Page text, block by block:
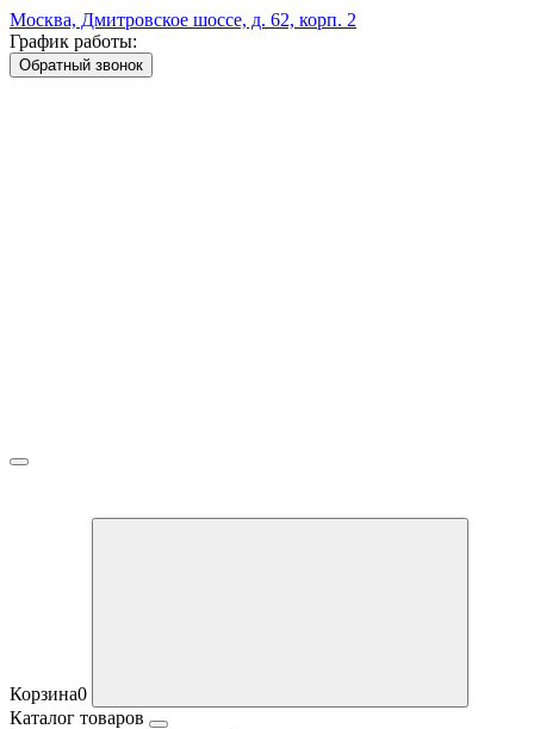
Москва, Дмитровское шоссе, д. 62, корп. 2
График работы:
Обратный звонок
Корзина0
Каталог товаров